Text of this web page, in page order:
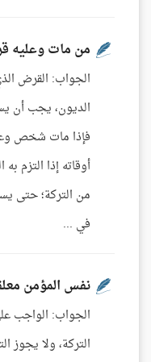
من مات وعليه
الجواب: القرض
الديون، يجب أن
فإذا مات شخص
أوقاته إذا التزم
من التركة؛ حتى
في ...
نفس المؤمن
الجواب: الواجب
التركة، ولا يجوز